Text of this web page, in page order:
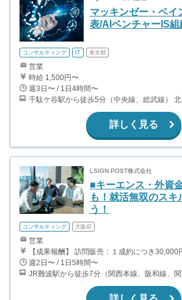
マッキンゼー・ベイ
表/AIベンチャーIS
コンサルティング IT 東京都
営業
時給 1,500円〜
週3日〜 / 1日4時間〜
詳しく見る
LSIGN POST株式会社
■キーエンス・外資
も！就活無双のスキ
う！
コンサルティング 大阪府
営業
週2日〜 / 1日5時間〜